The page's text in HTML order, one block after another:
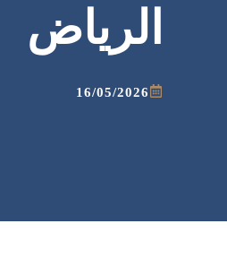
الرياض
16/05/2026